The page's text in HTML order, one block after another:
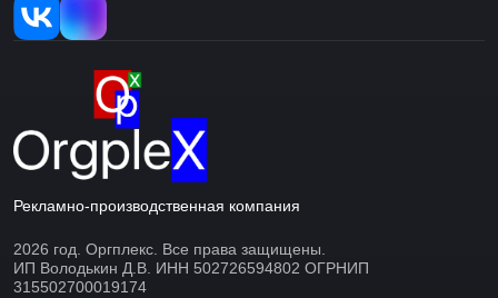
Рекламно-производственная компания
2026 год. Оргплекс. Все права защищены.
ИП Володькин Д.В. ИНН 502726594802 ОГРНИП
315502700019174